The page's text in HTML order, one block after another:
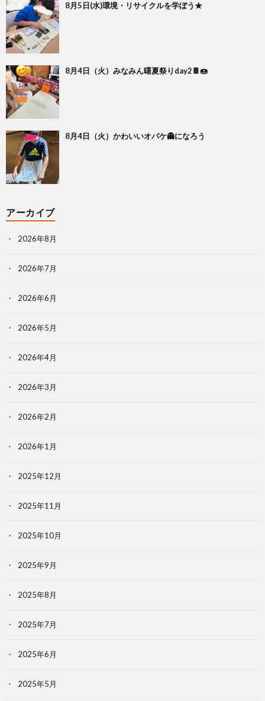
8月5日(水)環境・リサイクルを学ぼう★
8月4日（火）みなみん曙夏祭りday2🍫🍩
8月4日（火）かわいいオバケ👻になろう
アーカイブ
2026年8月
2026年7月
2026年6月
2026年5月
2026年4月
2026年3月
2026年2月
2026年1月
2025年12月
2025年11月
2025年10月
2025年9月
2025年8月
2025年7月
2025年6月
2025年5月